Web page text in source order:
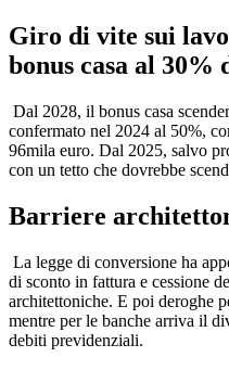
Giro di vite sui
bonus casa al 30%
Dal 2028, il bonus casa
confermato nel 2024 al 50%,
96mila euro. Dal 2025, salvo
con un tetto che dovrebbe
Barriere
La legge di conversione ha
di sconto in fattura e cessione
architettoniche. E poi deroghe
mentre per le banche arriva il
debiti previdenziali.